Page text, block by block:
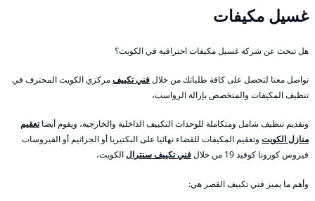
غسيل مكيفات
هل تبحث عن شركة غسيل مكيفات احترافية في الكويت؟
تواصل معنا لتحصل على كافة طلباتك من خلالفني تكييفمركزي الكويت المحترف في
تنظيف المكيفات والمتخصص بإزالة الرواسب،
وتقديم تنظيف شامل ومتكاملة للوحدات التكييف الداخلية والخارجية، ويقوم أيضاتعقيم
منازل الكويت وتعقيم المكيفات للقضاء نهائيا على البكتيريا أو الجراثيم أو الفيروسات
فيروس كورونا كوفيد 19 من خلال
فني تكييف سنترالالكويت،
وأهم ما يميز فني تكييف القصر هي: